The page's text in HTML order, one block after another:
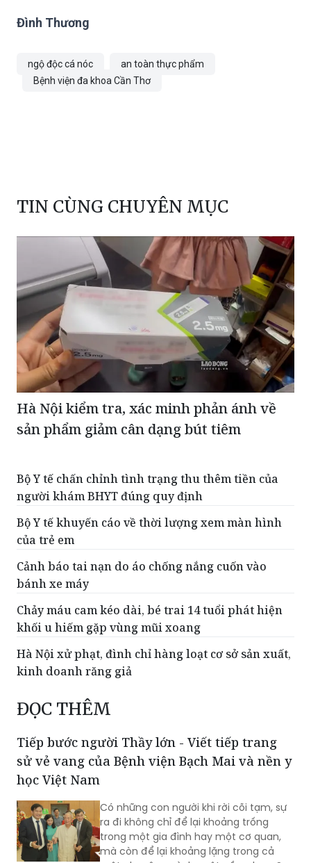
Đình Thương
ngộ độc cá nóc
an toàn thực phẩm
Bệnh viện đa khoa Cần Thơ
TIN CÙNG CHUYÊN MỤC
Hà Nội kiểm tra, xác minh phản ánh về
sản phẩm giảm cân dạng bút tiêm
Bộ Y tế chấn chỉnh tình trạng thu thêm tiền của
người khám BHYT đúng quy định
Bộ Y tế khuyến cáo về thời lượng xem màn hình
của trẻ em
Cảnh báo tai nạn do áo chống nắng cuốn vào
bánh xe máy
Chảy máu cam kéo dài, bé trai 14 tuổi phát hiện
khối u hiếm gặp vùng mũi xoang
Hà Nội xử phạt, đình chỉ hàng loạt cơ sở sản xuất,
kinh doanh răng giả
ĐỌC THÊM
Tiếp bước người Thầy lớn - Viết tiếp trang
sử vẻ vang của Bệnh viện Bạch Mai và nền y
học Việt Nam
Có những con người khi rời cõi tạm, sự
ra đi không chỉ để lại khoảng trống
trong một gia đình hay một cơ quan,
mà còn để lại khoảng lặng trong cả